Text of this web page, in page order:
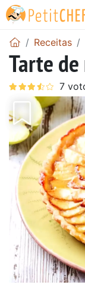
Receitas
Tarte